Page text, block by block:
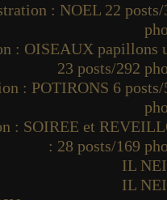
: NOEL 22 posts/
: OISEAUX papillons
23 posts/292
: POTIRONS 6 posts/
: SOIREE et
: 28 posts/169
IL
IL